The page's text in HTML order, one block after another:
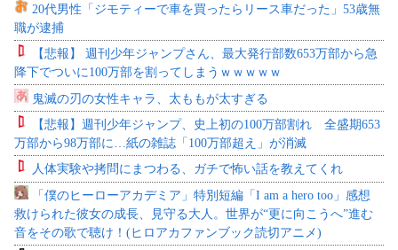
20代男性「ジモティーで車を買ったらリース車だった」53歳無
職が逮捕
【悲報】 週刊少年ジャンプさん、最大発行部数653万部から急
降下でついに100万部を割ってしまうｗｗｗｗｗ
鬼滅の刃の女性キャラ、太ももが太すぎる
【悲報】週刊少年ジャンプ、史上初の100万部割れ 全盛期653
万部から98万部に…紙の雑誌「100万部超え」が消滅
人体実験や拷問にまつわる、ガチで怖い話を教えてくれ
「僕のヒーローアカデミア」特別短編「I am a hero too」感想
救けられた彼女の成長、見守る大人。世界が“更に向こうへ”進む
音をその歌で聴け！(ヒロアカファンブック読切アニメ)